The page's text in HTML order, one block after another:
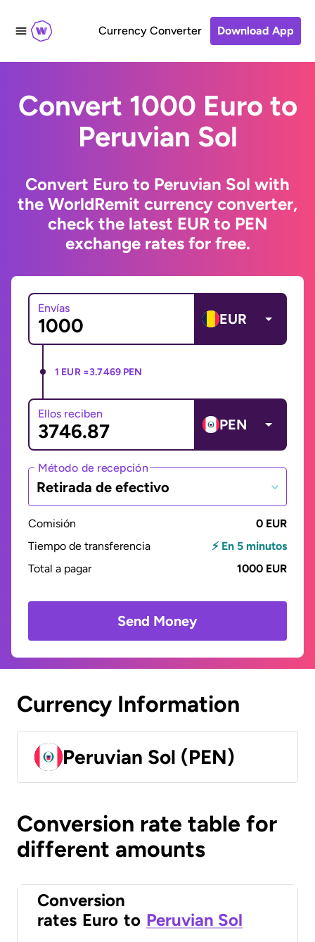
Currency Converter Download App
Convert 1000 Euro to
Peruvian Sol
Convert Euro to Peruvian Sol with
the WorldRemit currency converter,
check the latest EUR to PEN
exchange rates for free.
Envías
EUR
1 EUR =3.7469 PEN
Ellos reciben
PEN
Método de recepción
Retirada de efectivo
Comisión
0 EUR
Tiempo de transferencia
⚡ En 5 minutos
Total a pagar
1000 EUR
Send Money
Currency Information
Peruvian Sol (PEN)
Conversion rate table for
different amounts
Conversion
rates Euro to Peruvian Sol